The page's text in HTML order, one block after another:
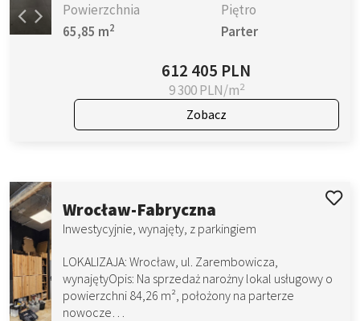
Powierzchnia
65,85 m2
Piętro
Parter
612 405 PLN
9 300 PLN/m2
Zobacz
Wrocław-Fabryczna
Inwestycyjnie, wynajęty, z parkingiem
LOKALIZAJA: Wrocław, ul. Zarembowicza,
wynajętyOpis: Na sprzedaż narożny lokal usługowy o
powierzchni 84,26 m², położony na parterze
nowocze…